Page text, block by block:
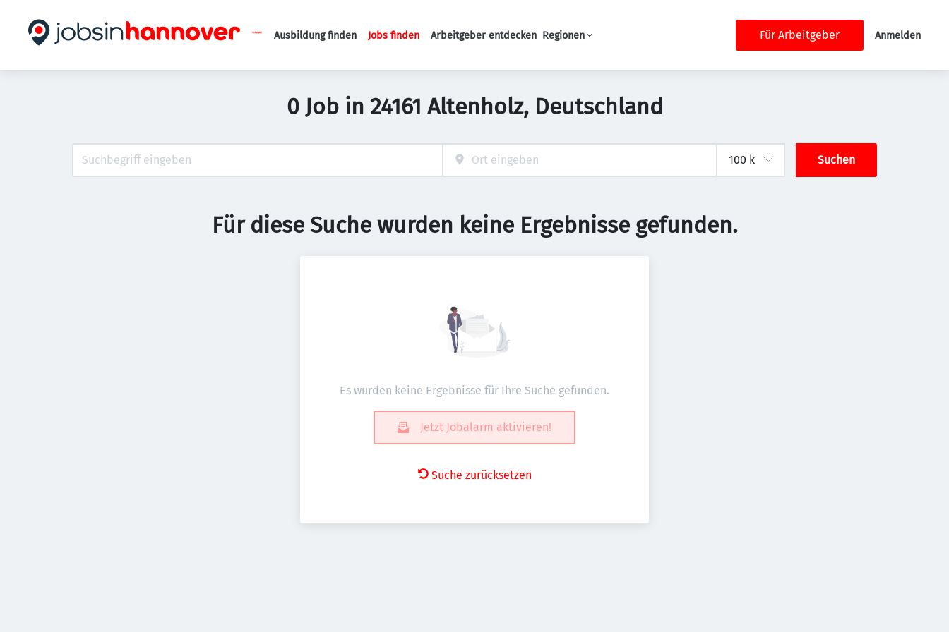
Haupt-Navigation
Ausbildung finden Jobs finden Arbeitgeber entdecken Regionen Für Arbeitgeber Anmelden
0 Job in 24161 Altenholz, Deutschland
Suchen
Für diese Suche wurden keine Ergebnisse gefunden.
Es wurden keine Ergebnisse für Ihre Suche gefunden.
Jetzt Jobalarm aktivieren!
Suche zurücksetzen